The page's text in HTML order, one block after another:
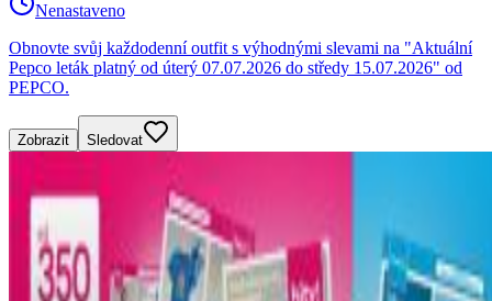
Nenastaveno
Obnovte svůj každodenní outfit s výhodnými slevami na "Aktuální
Pepco leták platný od úterý 07.07.2026 do středy 15.07.2026" od
PEPCO.
Zobrazit Sledovat